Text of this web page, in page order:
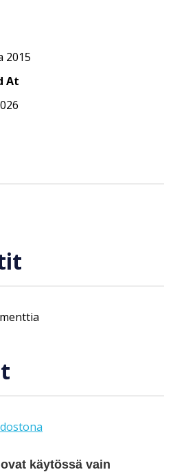
2015
At
käytössä vain